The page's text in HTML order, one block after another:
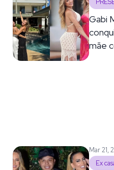
Gabi
mãe
Mar 21,
Ex